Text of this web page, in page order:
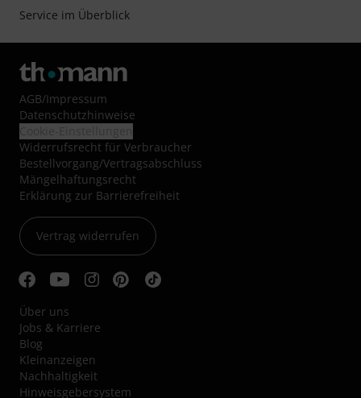
Service im Überblick
AGB/Impressum
Datenschutzhinweise
Widerrufsrecht für Verbraucher
Bestellvorgang/Vertragsabschluss
Mängelhaftungsrecht
Erklärung zur Barrierefreiheit
Vertrag widerrufen
Über uns
Jobs & Karriere
Blog
Kleinanzeigen
Nachhaltigkeit
Hinweisgebersystem